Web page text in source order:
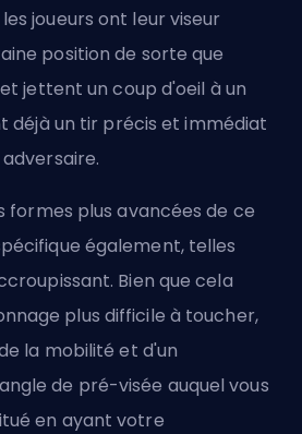
joueurs ont leur viseur
position de sorte que
jettent un coup d'oeil à un
déjà un tir précis et immédiat
formes plus avancées de ce
également, telles
Bien que cela
plus difficile à toucher,
la mobilité et d'un
de pré-visée auquel vous
en ayant votre